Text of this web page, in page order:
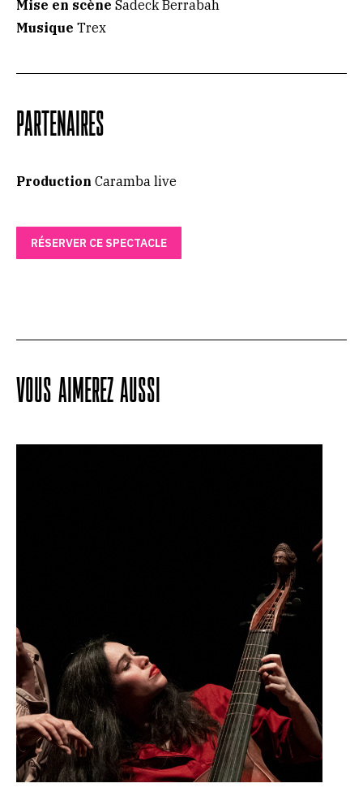
Mise en scène Sadeck Berrabah
Musique Trex
PARTENAIRES
Production Caramba live
RÉSERVER CE SPECTACLE
VOUS AIMEREZ AUSSI